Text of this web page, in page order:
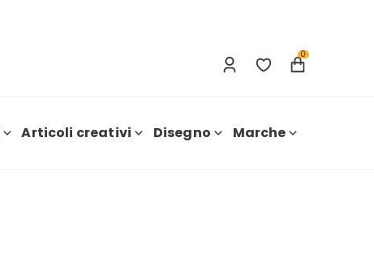
0
Articoli creativi Disegno Marche